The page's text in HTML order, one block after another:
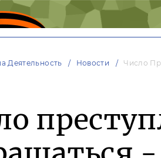
Деятельность Новости Число